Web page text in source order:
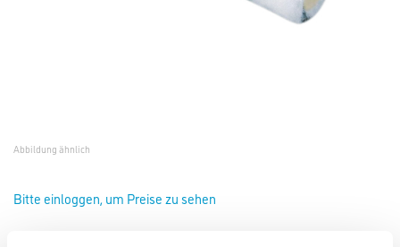
Abbildung ähnlich
Bitte einloggen, um Preise zu sehen